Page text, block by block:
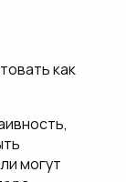
как
могут